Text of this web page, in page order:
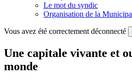
Le mot du syndic
Organisation de la
Vous avez été correctement déconnecté
Une capitale vivante et
monde